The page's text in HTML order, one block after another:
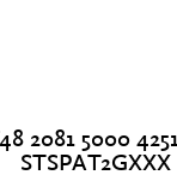
2081 5000
STSPAT2GXXX